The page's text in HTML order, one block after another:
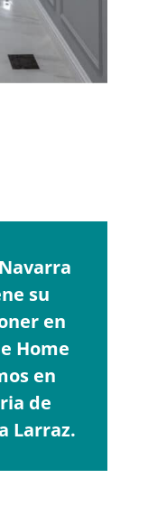
su
en
Home
en
de
Larraz.